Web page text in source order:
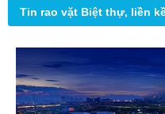
Tin rao vặt Biệt thự, liền